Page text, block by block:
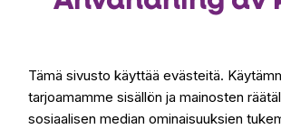
Tämä sivusto käyttää evästeitä.
tarjoamamme sisällön ja mainosten
sosiaalisen median ominaisuuksien